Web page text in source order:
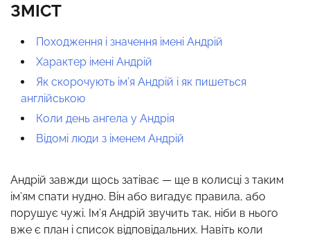
ЗМІСТ
Походження і значення імені Андрій
Характер імені Андрій
Як скорочують ім’я Андрій і як пишеться
англійською
Коли день ангела у Андрія
Відомі люди з іменем Андрій
Андрій завжди щось затіває — ще в колисці з таким
ім’ям спати нудно. Він або вигадує правила, або
порушує чужі. Ім’я Андрій звучить так, ніби в нього
вже є план і список відповідальних. Навіть коли